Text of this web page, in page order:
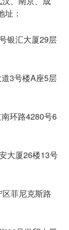
：
银汇大厦29层
3号楼A座5层
环路4280号6
大厦26楼13号
菲尼克斯路